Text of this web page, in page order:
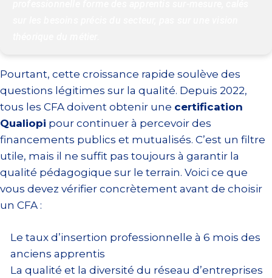
Pourtant, cette croissance rapide soulève des
questions légitimes sur la qualité. Depuis 2022,
tous les CFA doivent obtenir une certification
Qualiopi pour continuer à percevoir des
financements publics et mutualisés. C’est un filtre
utile, mais il ne suffit pas toujours à garantir la
qualité pédagogique sur le terrain. Voici ce que
vous devez vérifier concrètement avant de choisir
un CFA :
Le taux d’insertion professionnelle à 6 mois des
anciens apprentis
La qualité et la diversité du réseau d’entreprises